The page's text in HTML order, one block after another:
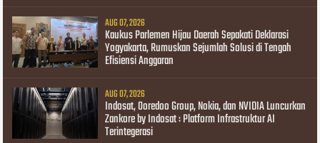
AUG 07, 2026
Kaukus Parlemen Hijau Daerah Sepakati Deklarasi
Yogyakarta, Rumuskan Sejumlah Solusi di Tengah
Efisiensi Anggaran
AUG 07, 2026
Indosat, Ooredoo Group, Nokia, dan NVIDIA Luncurkan
Zankore by Indosat : Platform Infrastruktur AI
Terintegerasi